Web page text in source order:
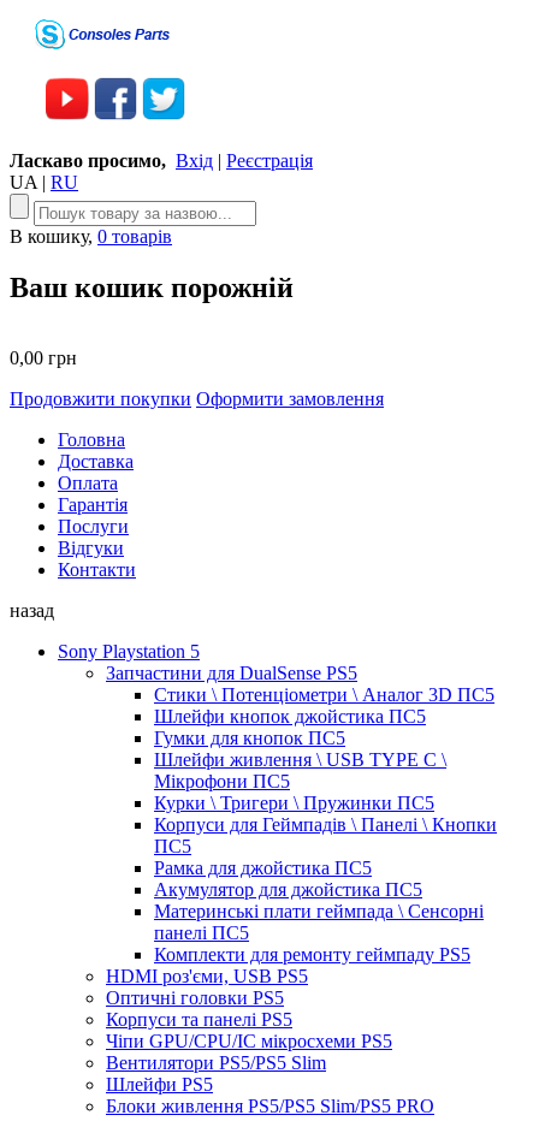
Ласкаво просимо, Вхід | Реєстрація
UA | RU
В кошику, 0 товарів
Ваш кошик порожній
0,00 грн
Продовжити покупки Оформити замовлення
Головна
Доставка
Оплата
Гарантія
Послуги
Відгуки
Контакти
назад
Sony Playstation 5
Запчастини для DualSense PS5
Стики \ Потенціометри \ Аналог 3D ПС5
Шлейфи кнопок джойстика ПС5
Гумки для кнопок ПС5
Шлейфи живлення \ USB TYPE C \
Мікрофони ПС5
Курки \ Тригери \ Пружинки ПС5
Корпуси для Геймпадів \ Панелі \ Кнопки
ПС5
Рамка для джойстика ПС5
Акумулятор для джойстика ПС5
Материнські плати геймпада \ Сенсорні
панелі ПС5
Комплекти для ремонту геймпаду PS5
HDMI роз'єми, USB PS5
Оптичні головки PS5
Корпуси та панелі PS5
Чіпи GPU/CPU/IC мікросхеми PS5
Вентилятори PS5/PS5 Slim
Шлейфи PS5
Блоки живлення PS5/PS5 Slim/PS5 PRO